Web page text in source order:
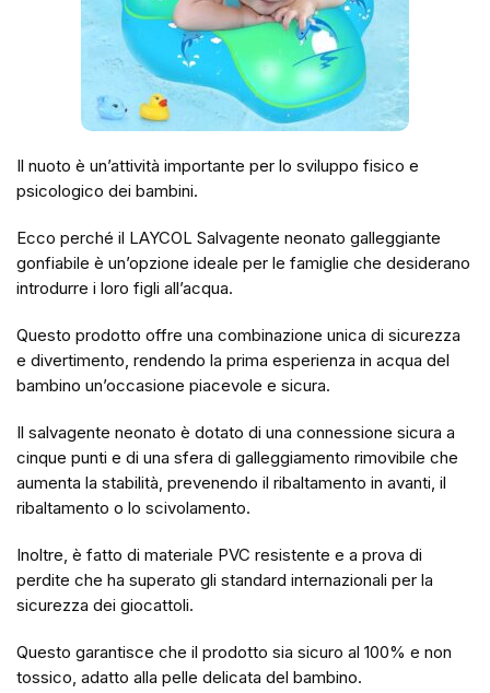
Il nuoto è un’attività importante per lo sviluppo fisico e
psicologico dei bambini.
Ecco perché il LAYCOL Salvagente neonato galleggiante
gonfiabile è un’opzione ideale per le famiglie che desiderano
introdurre i loro figli all’acqua.
Questo prodotto offre una combinazione unica di sicurezza
e divertimento, rendendo la prima esperienza in acqua del
bambino un’occasione piacevole e sicura.
Il salvagente neonato è dotato di una connessione sicura a
cinque punti e di una sfera di galleggiamento rimovibile che
aumenta la stabilità, prevenendo il ribaltamento in avanti, il
ribaltamento o lo scivolamento.
Inoltre, è fatto di materiale PVC resistente e a prova di
perdite che ha superato gli standard internazionali per la
sicurezza dei giocattoli.
Questo garantisce che il prodotto sia sicuro al 100% e non
tossico, adatto alla pelle delicata del bambino.